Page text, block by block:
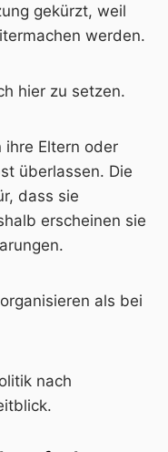
gekürzt, weil
werden.
hier zu setzen.
ihre Eltern oder
überlassen. Die
dass sie
erscheinen sie
als bei
nach